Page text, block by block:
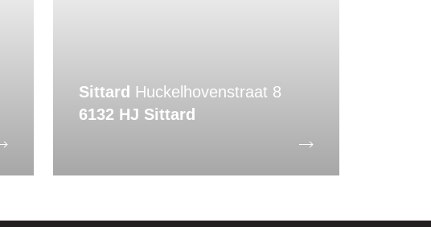
Sittard Huckelhovenstraat 8
6132 HJ Sittard